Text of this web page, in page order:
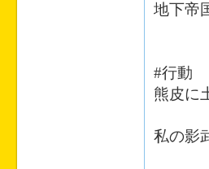
地下帝
#行動
熊皮に
私の影